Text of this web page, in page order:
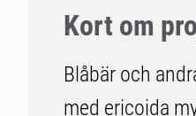
Kort om
Blåbär och
med ericoida